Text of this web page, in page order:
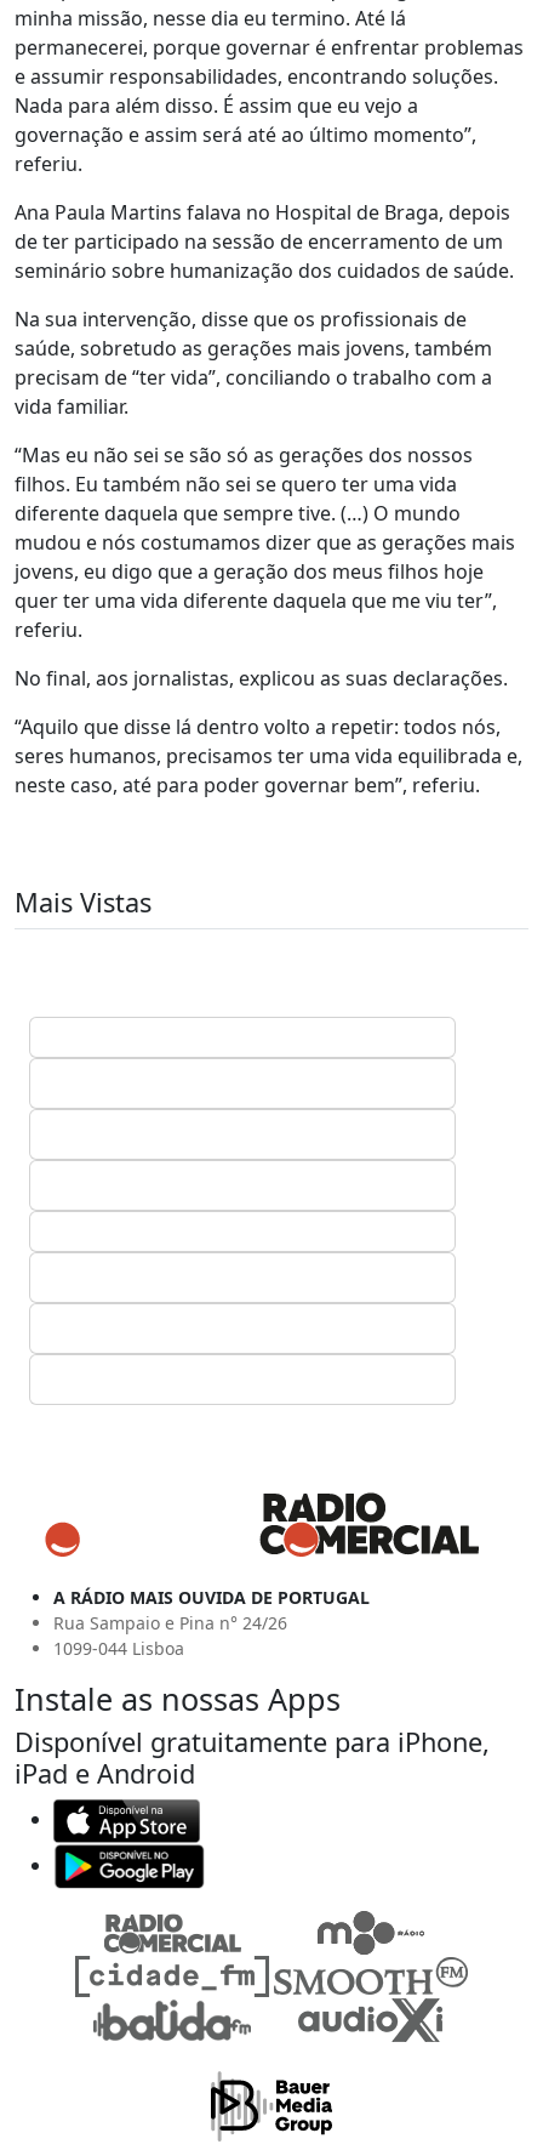
minha missão, nesse dia eu termino. Até lá
permanecerei, porque governar é enfrentar problemas
e assumir responsabilidades, encontrando soluções.
Nada para além disso. É assim que eu vejo a
governação e assim será até ao último momento”,
referiu.
Ana Paula Martins falava no Hospital de Braga, depois
de ter participado na sessão de encerramento de um
seminário sobre humanização dos cuidados de saúde.
Na sua intervenção, disse que os profissionais de
saúde, sobretudo as gerações mais jovens, também
precisam de “ter vida”, conciliando o trabalho com a
vida familiar.
“Mas eu não sei se são só as gerações dos nossos
filhos. Eu também não sei se quero ter uma vida
diferente daquela que sempre tive. (…) O mundo
mudou e nós costumamos dizer que as gerações mais
jovens, eu digo que a geração dos meus filhos hoje
quer ter uma vida diferente daquela que me viu ter”,
referiu.
No final, aos jornalistas, explicou as suas declarações.
“Aquilo que disse lá dentro volto a repetir: todos nós,
seres humanos, precisamos ter uma vida equilibrada e,
neste caso, até para poder governar bem”, referiu.
Mais Vistas
A RÁDIO MAIS OUVIDA DE PORTUGAL
Rua Sampaio e Pina n° 24/26
1099-044 Lisboa
Instale as nossas Apps
Disponível gratuitamente para iPhone,
iPad e Android